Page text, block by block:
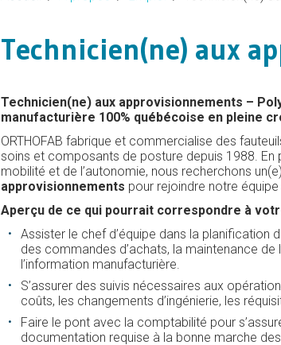
Technicien(ne) aux
Technicien(ne) aux approvisionnements –
manufacturière 100% québécoise en pleine
ORTHOFAB fabrique et commercialise des
soins et composants de posture depuis 1988. En
mobilité et de l’autonomie, nous recherchons un(e)
approvisionnements pour rejoindre notre
Aperçu de ce qui pourrait correspondre à
Assister le chef d’équipe dans la planification
des commandes d’achats, la maintenance de
l’information manufacturière.
S’assurer des suivis nécessaires aux
coûts, les changements d’ingénierie, les
Faire le pont avec la comptabilité pour
documentation requise à la bonne marche